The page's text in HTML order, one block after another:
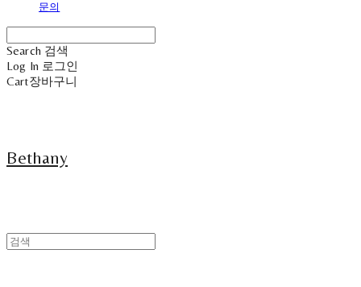
문의
Search 검색
Log In 로그인
Cart장바구니
Bethany